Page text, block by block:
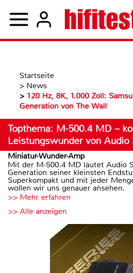
Startseite
> News
> 120 Hz, 8K, 1.000 Zoll:
Generation von The Wall
Topthema: M-500.4 MD –
Leistungswunder von Audio
Miniatur-Wunder-Amp
Mit der M-500.4 MD läutet Audio
Generation seiner kleinsten
Superkompakt und mit jeder
wollen wir uns genauer ansehen.
>> Mehr erfahren
>> Alle anzeigen